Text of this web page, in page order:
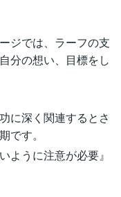
ジでは、ラーフの支
分の想い、目標をし
に深く関連するとさ
です。
ように注意が必要』